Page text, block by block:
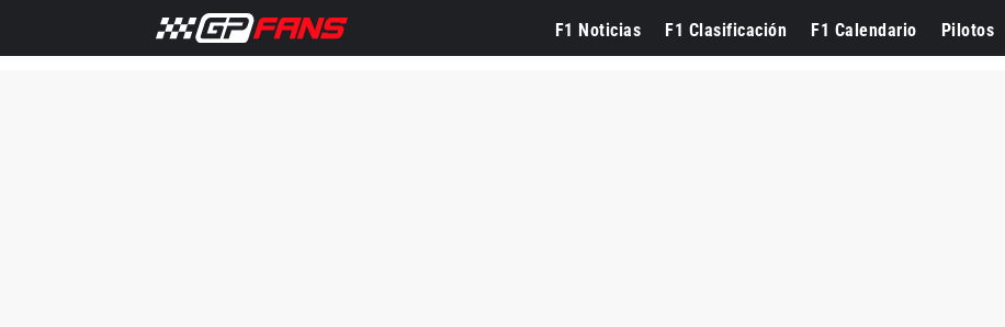
F1 Noticias F1 Clasificación F1 Calendario Pilotos